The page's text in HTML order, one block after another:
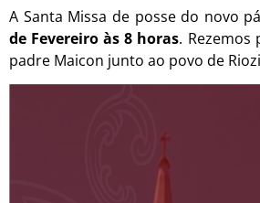
A Santa Missa de posse do novo
de Fevereiro às 8 horas. Rezemos
padre Maicon junto ao povo de